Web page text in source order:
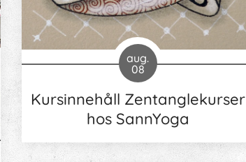
aug.
08
Kursinnehåll Zentanglekurser
hos SannYoga